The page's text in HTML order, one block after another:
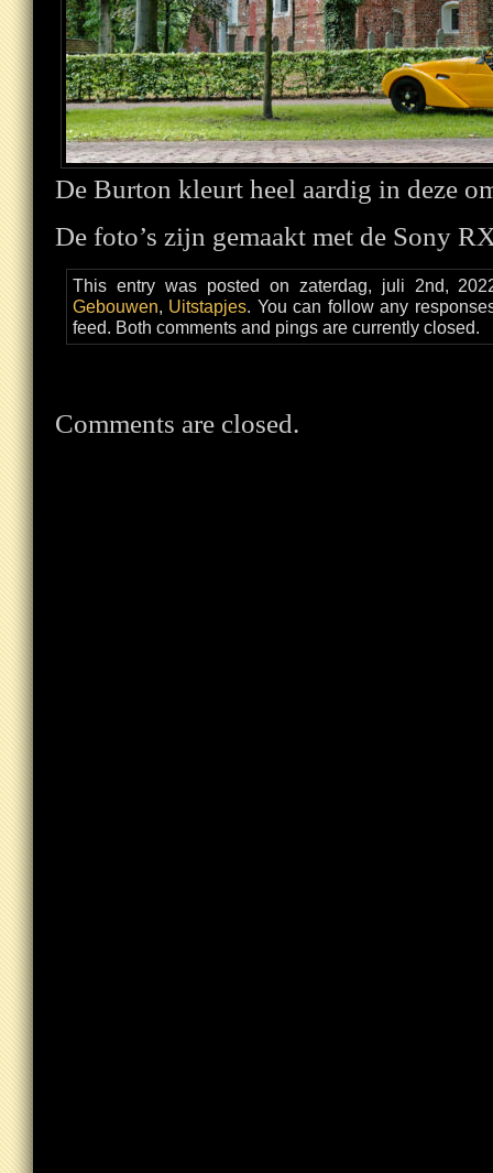
De Burton kleurt heel aardig in deze
De foto’s zijn gemaakt met de Sony
This entry was posted on zaterdag, juli 2nd,
Gebouwen, Uitstapjes. You can follow any
feed. Both comments and pings are currently closed.
Comments are closed.